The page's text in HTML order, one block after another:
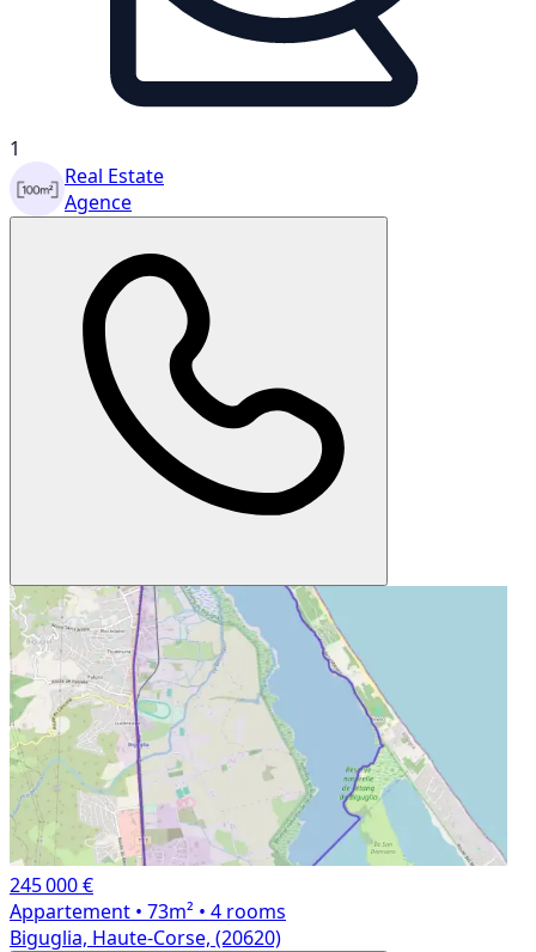
1
Real Estate
Agence
245 000 €
Appartement • 73m² • 4 rooms
Biguglia, Haute-Corse, (20620)